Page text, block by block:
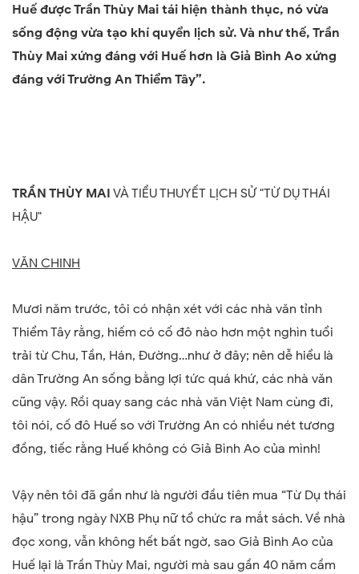
Huế được Trần Thùy Mai tái hiện thành thục, nó vừa
sống động vừa tạo khí quyển lịch sử. Và như thế, Trần
Thùy Mai xứng đáng với Huế hơn là Giả Bình Ao xứng
đáng với Trường An Thiểm Tây”.
TRẦN THÙY MAI VÀ TIỂU THUYẾT LỊCH SỬ "TỪ DỤ THÁI
HẬU"
VĂN CHINH
Mươi năm trước, tôi có nhận xét với các nhà văn tỉnh
Thiểm Tây rằng, hiếm có cố đô nào hơn một nghìn tuổi
trải từ Chu, Tần, Hán, Đường…như ở đây; nên dễ hiểu là
dân Trường An sống bằng lợi tức quá khứ, các nhà văn
cũng vậy. Rồi quay sang các nhà văn Việt Nam cùng đi,
tôi nói, cố đô Huế so với Trường An có nhiều nét tương
đồng, tiếc rằng Huế không có Giả Bình Ao của mình!
Vậy nên tôi đã gần như là người đầu tiên mua “Từ Dụ thái
hậu” trong ngày NXB Phụ nữ tổ chức ra mắt sách. Về nhà
đọc xong, vẫn không hết bất ngờ, sao Giả Bình Ao của
Huế lại là Trần Thùy Mai, người mà sau gần 40 năm cầm